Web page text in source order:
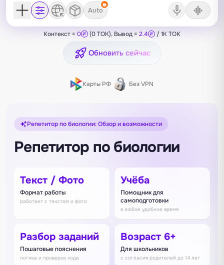
Auto
Контекст = 0 (0 TOK), Вывод = 2.4 / 1K TOK
Обновить сейчас
Карты РФ Без VPN
Репетитор по биологии: Обзор и возможности
Репетитор по биологии
Текст / Фото
Формат работы
работает с текстом и фото
Учёба
Помощник для
самоподготовки
в любое удобное время
Разбор заданий
Пошаговые пояснения
логика и проверка хода
Возраст 6+
Для школьников
с согласия родителей до 14 лет